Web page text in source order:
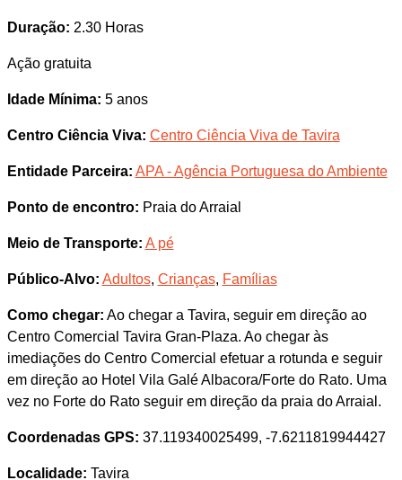
Duração: 2.30 Horas
Ação gratuita
Idade Mínima: 5 anos
Centro Ciência Viva: Centro Ciência Viva de Tavira
Entidade Parceira: APA - Agência Portuguesa do Ambiente
Ponto de encontro: Praia do Arraial
Meio de Transporte: A pé
Público-Alvo: Adultos, Crianças, Famílias
Como chegar: Ao chegar a Tavira, seguir em direção ao
Centro Comercial Tavira Gran-Plaza. Ao chegar às
imediações do Centro Comercial efetuar a rotunda e seguir
em direção ao Hotel Vila Galé Albacora/Forte do Rato. Uma
vez no Forte do Rato seguir em direção da praia do Arraial.
Coordenadas GPS: 37.119340025499, -7.6211819944427
Localidade: Tavira